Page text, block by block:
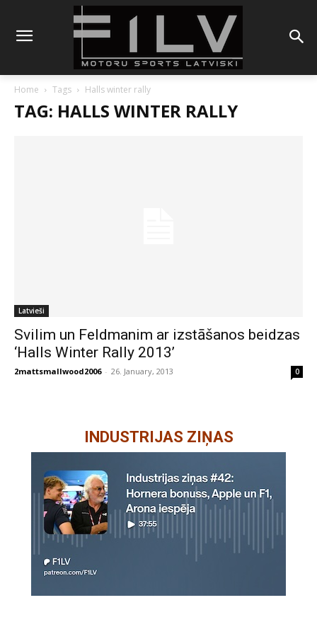
Home Tags Halls winter rally
TAG: HALLS WINTER RALLY
Latvieši
Svilim un Feldmanim ar izstāšanos beidzas
‘Halls Winter Rally 2013’
2mattsmallwood2006 - 26. January, 2013 0
INDUSTRIJAS ZIŅAS